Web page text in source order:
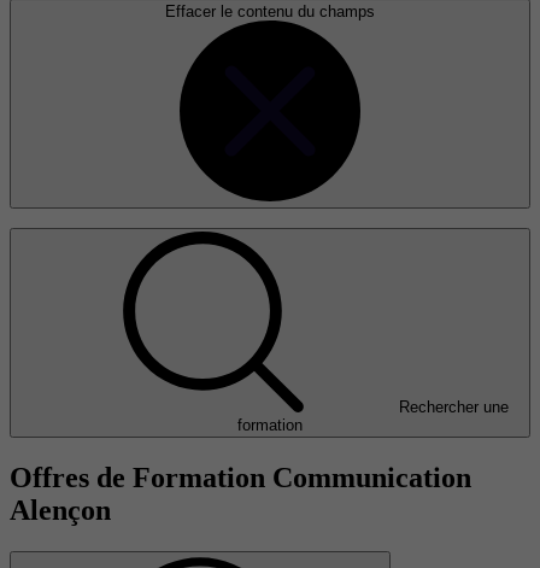
Effacer le contenu du champs
Rechercher une
formation
Offres de Formation Communication
Alençon